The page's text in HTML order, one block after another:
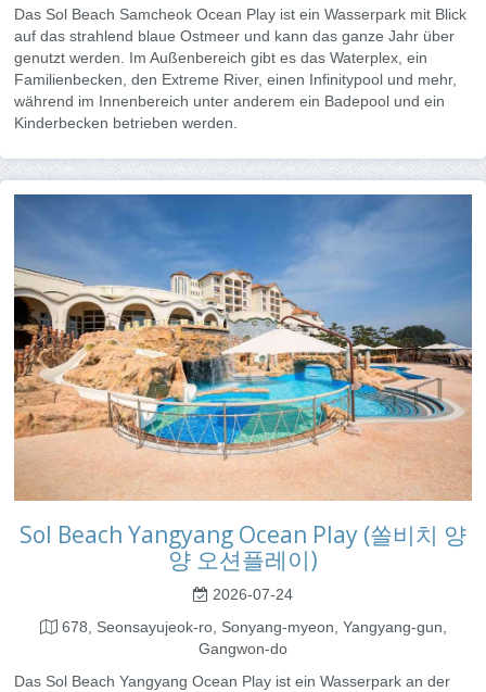
Das Sol Beach Samcheok Ocean Play ist ein Wasserpark mit Blick
auf das strahlend blaue Ostmeer und kann das ganze Jahr über
genutzt werden. Im Außenbereich gibt es das Waterplex, ein
Familienbecken, den Extreme River, einen Infinitypool und mehr,
während im Innenbereich unter anderem ein Badepool und ein
Kinderbecken betrieben werden.
Sol Beach Yangyang Ocean Play (쏠비치 양
양 오션플레이)
2026-07-24
678, Seonsayujeok-ro, Sonyang-myeon, Yangyang-gun,
Gangwon-do
Das Sol Beach Yangyang Ocean Play ist ein Wasserpark an der